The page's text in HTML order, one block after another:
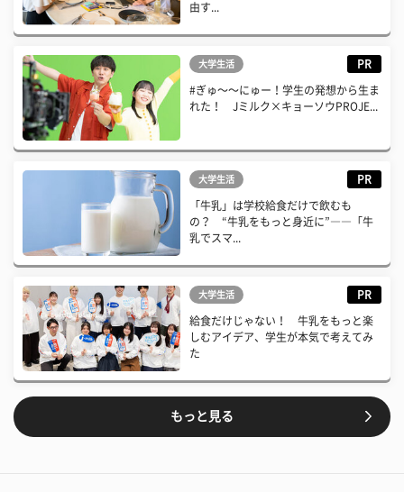
由す...
大学生活 PR
#ぎゅ〜〜にゅー！学生の発想から生ま
れた！ Jミルク×キョーソウPROJE...
大学生活 PR
「牛乳」は学校給食だけで飲むも
の？ “牛乳をもっと身近に”――「牛
乳でスマ...
大学生活 PR
給食だけじゃない！ 牛乳をもっと楽
しむアイデア、学生が本気で考えてみ
た
もっと見る